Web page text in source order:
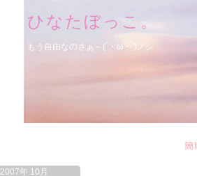
ひなたぼっこ。
もう自由なのさぁ～(´・ω・`)ノシ
簡
2007年 10月